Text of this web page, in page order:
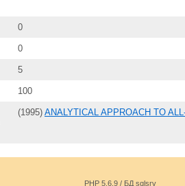
0
0
5
100
(1995) ANALYTICAL APPROACH TO
PHP 5.6.9 / БД sqlsrv